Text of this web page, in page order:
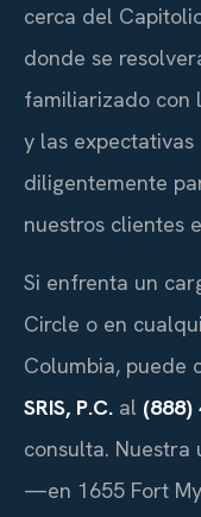
cerca del
donde se
familiarizado con
y las
diligentemente
nuestros clientes
Si enfrenta un
Circle o en
Columbia, puede
SRIS, P.C. al (888)
consulta. Nuestra
—en 1655 Fort